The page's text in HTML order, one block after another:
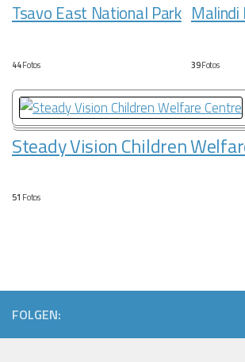
Tsavo East National Park
44Fotos
Malindi
39Fotos
Steady Vision Children
51 Fotos
FOLGEN: